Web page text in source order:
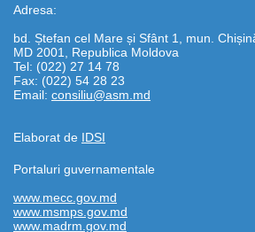
Adresa:
bd. Ștefan cel Mare și Sfânt 1, mun.
MD 2001, Republica Moldova
Tel: (022) 27 14 78
Fax: (022) 54 28 23
Email: consiliu@asm.md
Elaborat de IDSI
Portaluri guvernamentale
www.mecc.gov.md
www.msmps.gov.md
www.madrm.gov.md